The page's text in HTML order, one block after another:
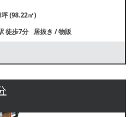
(98.22㎡)
徒歩7分 居抜き /物販